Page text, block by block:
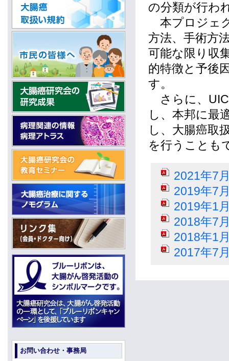
の分類が行わ
本プロジェ
方法、手術方
可能な限り収
的特徴と予後
す。
さらに、
し、本邦に最
し、大腸癌取
を行うことも
2021年7
2019年7
2019年1
2018年7
2018年1
2017年7
お問い合わせ・事務局